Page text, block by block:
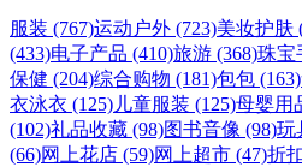
服装 (767)运动户外 (723)美妆护肤
(433)电子产品 (410)旅游 (368)珠宝
保健 (204)综合购物 (181)包包 (163)
衣泳衣 (125) 儿童服装 (125)母婴用
(102)礼品收藏 (98)图书音像 (98)玩
(66)网上花店 (59)网上超市 (47)折